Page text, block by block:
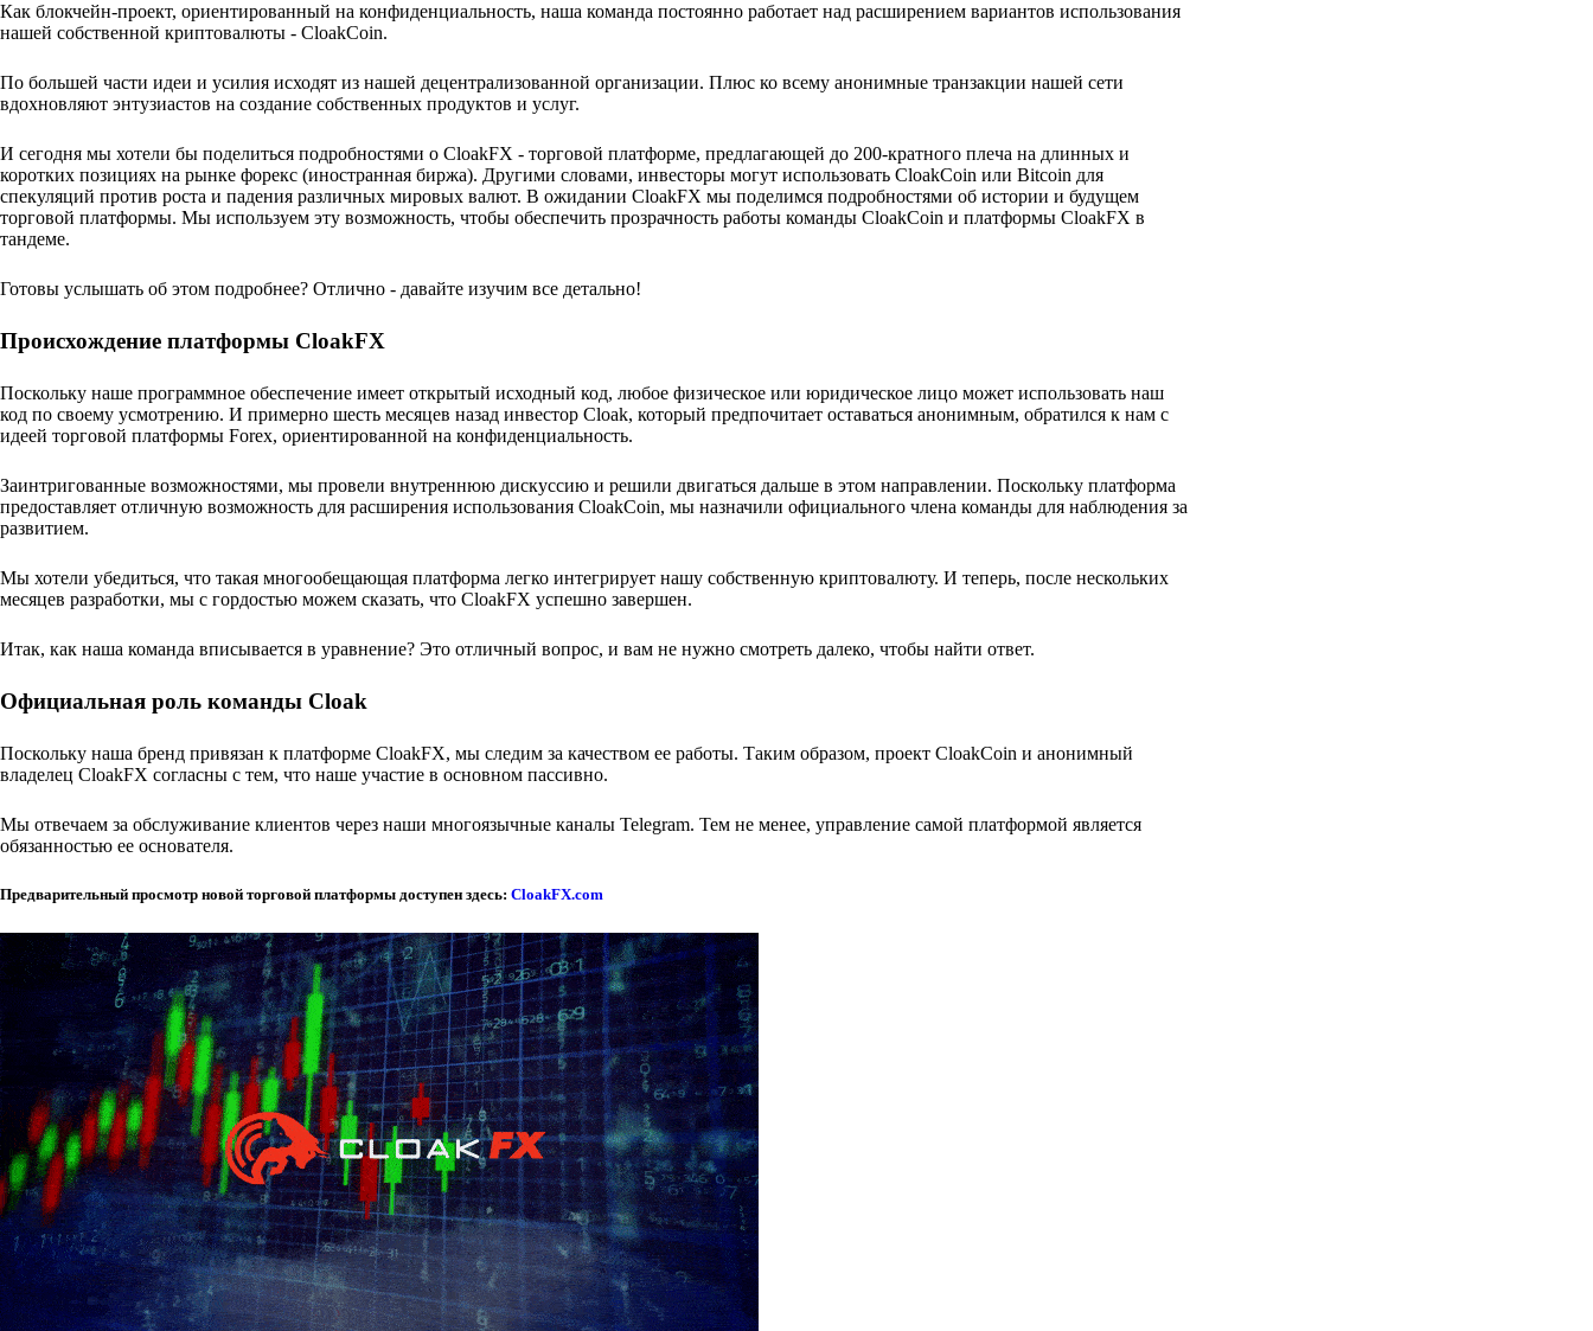
Как блокчейн-проект, ориентированный на конфиденциальность, наша команда постоянно работает над расширением вариантов использования
нашей собственной криптовалюты - CloakCoin.
По большей части идеи и усилия исходят из нашей децентрализованной организации. Плюс ко всему анонимные транзакции нашей сети
вдохновляют энтузиастов на создание собственных продуктов и услуг.
И сегодня мы хотели бы поделиться подробностями о CloakFX - торговой платформе, предлагающей до 200-кратного плеча на длинных и
коротких позициях на рынке форекс (иностранная биржа). Другими словами, инвесторы могут использовать CloakCoin или Bitcoin для
спекуляций против роста и падения различных мировых валют. В ожидании CloakFX мы поделимся подробностями об истории и будущем
торговой платформы. Мы используем эту возможность, чтобы обеспечить прозрачность работы команды CloakCoin и платформы CloakFX в
тандеме.
Готовы услышать об этом подробнее? Отлично - давайте изучим все детально!
Происхождение платформы CloakFX
Поскольку наше программное обеспечение имеет открытый исходный код, любое физическое или юридическое лицо может использовать наш
код по своему усмотрению. И примерно шесть месяцев назад инвестор Cloak, который предпочитает оставаться анонимным, обратился к нам с
идеей торговой платформы Forex, ориентированной на конфиденциальность.
Заинтригованные возможностями, мы провели внутреннюю дискуссию и решили двигаться дальше в этом направлении. Поскольку платформа
предоставляет отличную возможность для расширения использования CloakCoin, мы назначили официального члена команды для наблюдения за
развитием.
Мы хотели убедиться, что такая многообещающая платформа легко интегрирует нашу собственную криптовалюту. И теперь, после нескольких
месяцев разработки, мы с гордостью можем сказать, что CloakFX успешно завершен.
Итак, как наша команда вписывается в уравнение? Это отличный вопрос, и вам не нужно смотреть далеко, чтобы найти ответ.
Официальная роль команды Cloak
Поскольку наша бренд привязан к платформе CloakFX, мы следим за качеством ее работы. Таким образом, проект CloakCoin и анонимный
владелец CloakFX согласны с тем, что наше участие в основном пассивно.
Мы отвечаем за обслуживание клиентов через наши многоязычные каналы Telegram. Тем не менее, управление самой платформой является
обязанностью ее основателя.
Предварительный просмотр новой торговой платформы доступен здесь: CloakFX.com